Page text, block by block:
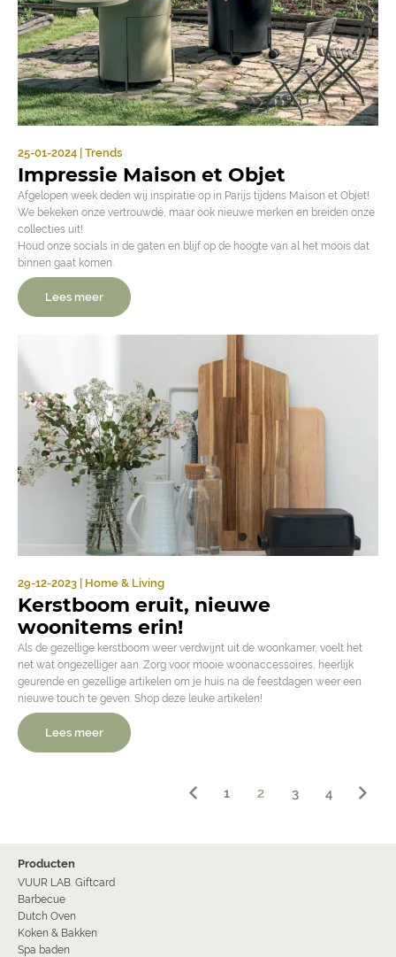
25-01-2024 | Trends
Impressie Maison et Objet
Afgelopen week deden wij inspiratie op in Parijs tijdens Maison et Objet!
We bekeken onze vertrouwde, maar ook nieuwe merken en breiden onze
collecties uit!
Houd onze socials in de gaten en blijf op de hoogte van al het moois dat
binnen gaat komen.
Lees meer
29-12-2023 | Home & Living
Kerstboom eruit, nieuwe
woonitems erin!
Als de gezellige kerstboom weer verdwijnt uit de woonkamer, voelt het
net wat ongezelliger aan. Zorg voor mooie woonaccessoires, heerlijk
geurende en gezellige artikelen om je huis na de feestdagen weer een
nieuwe touch te geven. Shop deze leuke artikelen!
Lees meer
1 2 3 4
Producten
VUUR LAB. Giftcard
Barbecue
Dutch Oven
Koken & Bakken
Spa baden